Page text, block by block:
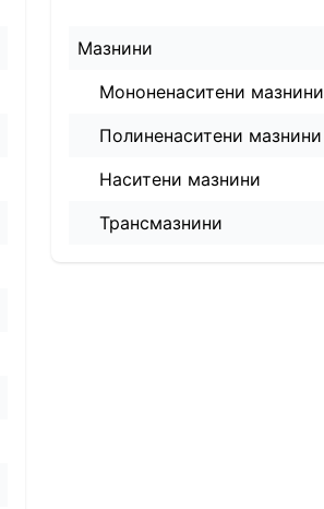
Мазнини
Мононенаситени мазнини
Полиненаситени мазнини
Наситени мазнини
Трансмазнини